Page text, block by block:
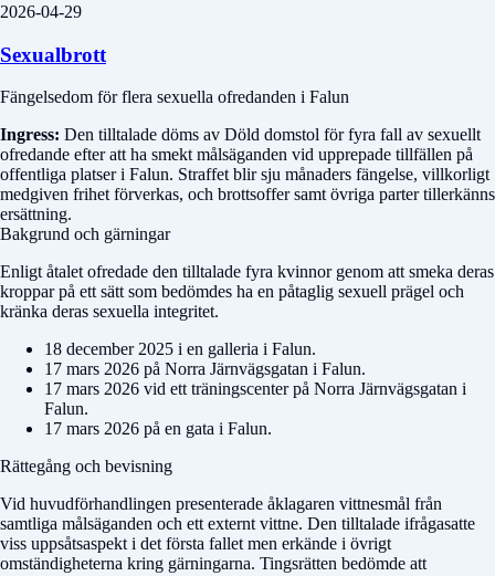
2026-04-29
Sexualbrott
Fängelsedom för flera sexuella ofredanden i Falun
Ingress: Den tilltalade döms av Döld domstol för fyra fall av sexuellt
ofredande efter att ha smekt målsäganden vid upprepade tillfällen på
offentliga platser i Falun. Straffet blir sju månaders fängelse, villkorligt
medgiven frihet förverkas, och brottsoffer samt övriga parter tillerkänns
ersättning.
Bakgrund och gärningar
Enligt åtalet ofredade den tilltalade fyra kvinnor genom att smeka deras
kroppar på ett sätt som bedömdes ha en påtaglig sexuell prägel och
kränka deras sexuella integritet.
18 december 2025 i en galleria i Falun.
17 mars 2026 på Norra Järnvägsgatan i Falun.
17 mars 2026 vid ett träningscenter på Norra Järnvägsgatan i
Falun.
17 mars 2026 på en gata i Falun.
Rättegång och bevisning
Vid huvudförhandlingen presenterade åklagaren vittnesmål från
samtliga målsäganden och ett externt vittne. Den tilltalade ifrågasatte
viss uppsåtsaspekt i det första fallet men erkände i övrigt
omständigheterna kring gärningarna. Tingsrätten bedömde att